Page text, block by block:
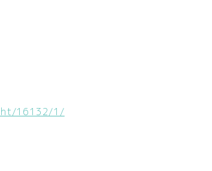
ht/16132/1/